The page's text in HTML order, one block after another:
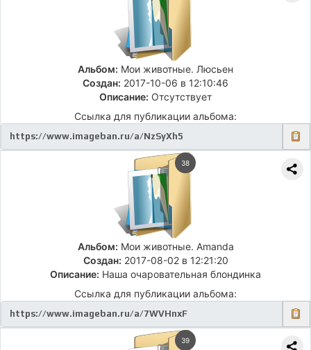
Альбом: Мои животные. Люсьен
Создан: 2017-10-06 в 12:10:46
Описание: Отсутствует
Ссылка для публикации альбома:
38
Альбом: Мои животные. Amanda
Создан: 2017-08-02 в 12:21:20
Описание: Наша очаровательная блондинка
Ссылка для публикации альбома:
39